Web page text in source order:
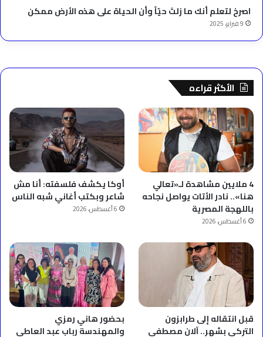
‫اصرخ لتعلم أنك ما زلتَ حيّاً وأن الحياة على هذه الأرض ممكن
9 فبراير، 2025
الأكثر قراءه
4 ملايين مشاهدة لـ«تعالي
هنا».. نادر الأتات يواصل نجاحه
باللهجة المصرية
6 أغسطس، 2026
أوكا يكشف فلسفته: أنا مش
شاعر وبكتب أغاني شبه الناس
6 أغسطس، 2026
قبل انتقاله إلى طرابزون
التركي بشهر.. آلان مصطفى
بحضور هاني رمزي
والمهندسة رباب عبد العاطي